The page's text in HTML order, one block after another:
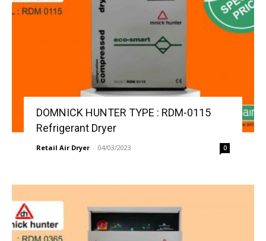
DOMNICK HUNTER TYPE : RDM-0115
Refrigerant Dryer
Retail Air Dryer - 04/03/2023 0